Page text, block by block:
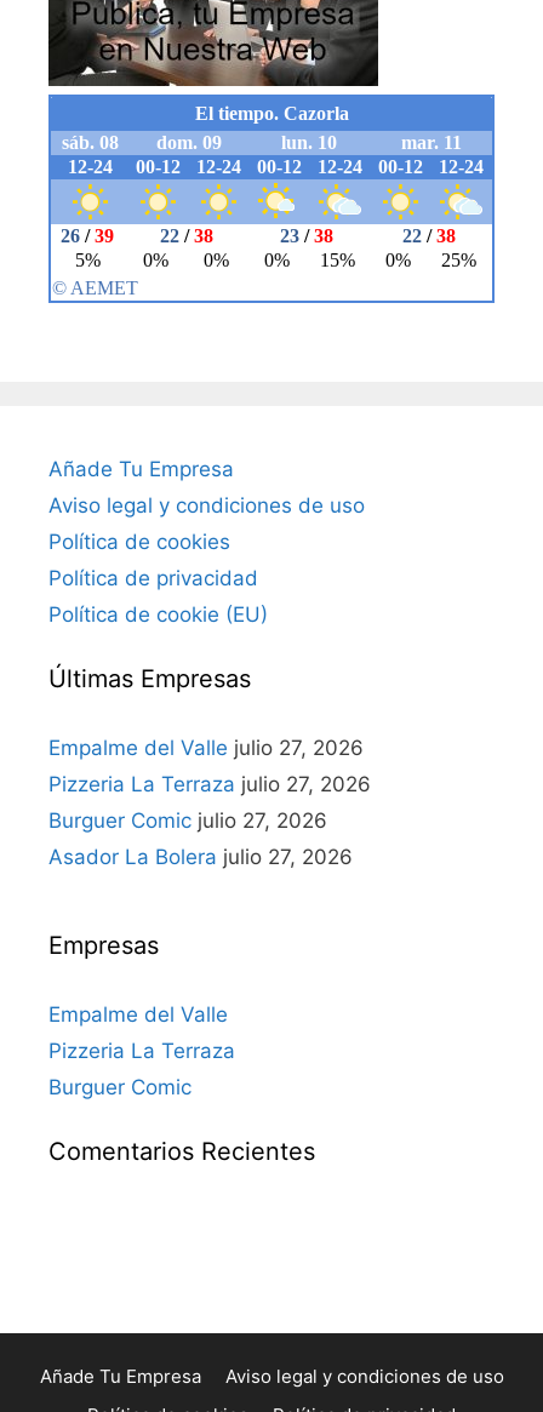
Añade Tu Empresa
Aviso legal y condiciones de uso
Política de cookies
Política de privacidad
Política de cookie (EU)
Últimas Empresas
Empalme del Valle julio 27, 2026
Pizzeria La Terraza julio 27, 2026
Burguer Comic julio 27, 2026
Asador La Bolera julio 27, 2026
Empresas
Empalme del Valle
Pizzeria La Terraza
Burguer Comic
Comentarios Recientes
Añade Tu Empresa
Aviso legal y condiciones de uso